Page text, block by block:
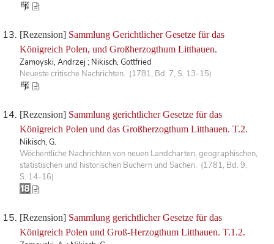
[Rezension] Sammlung Gerichtlicher Gesetze für das
Königreich Polen, und Großherzogthum Litthauen.
Zamoyski, Andrzej ; Nikisch, Gottfried
Neueste critische Nachrichten. (1781, Bd. 7, S. 13-15)
[Rezension] Sammlung gerichtlicher Gesetze für das
Königreich Polen und das Großherzogthum Litthauen. T.2.
Nikisch, G.
Wöchentliche Nachrichten von neuen Landcharten, geographischen,
statistischen und historischen Büchern und Sachen. (1781, Bd. 9,
S. 14-16)
[Rezension] Sammlung gerichtlicher Gesetze für das
Königreich Polen und Groß-Herzogthum Litthauen. T.1.2.